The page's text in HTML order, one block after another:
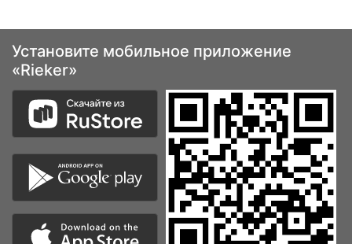
Установите мобильное приложение
«Rieker»